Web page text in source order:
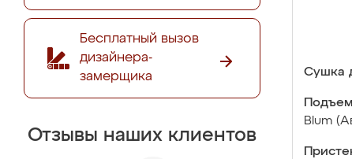
Бесплатный вызов
дизайнера-
замерщика
Отзывы наших клиентов
Сушка
Blum